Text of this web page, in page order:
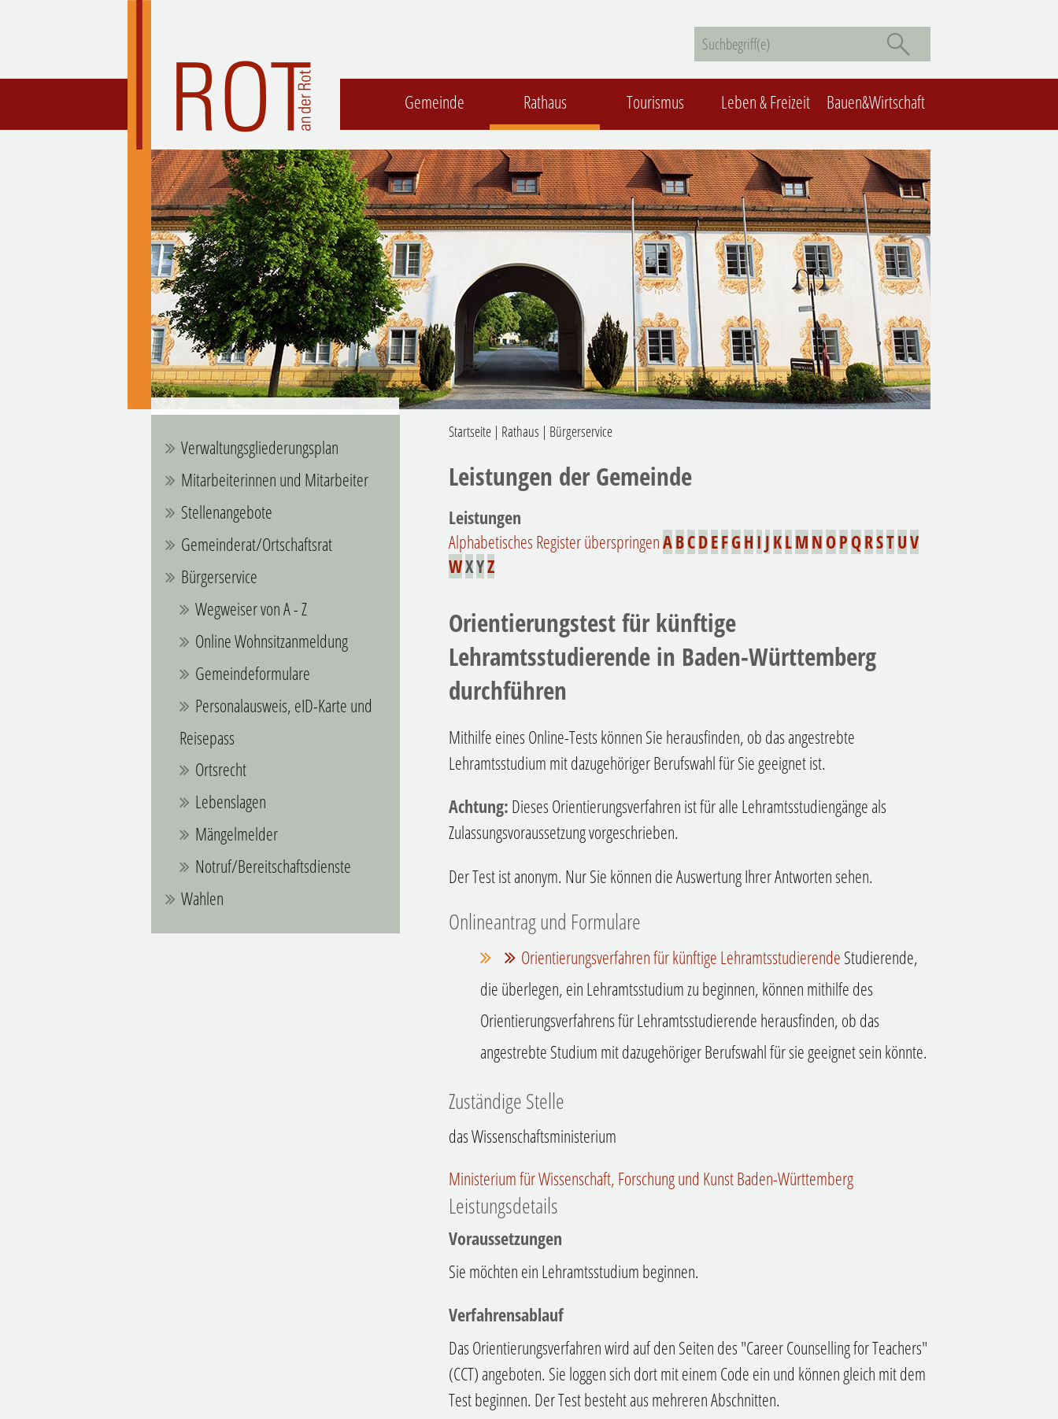
Gemeinde Rathaus Tourismus Leben & Freizeit Bauen&Wirtschaft
Verwaltungsgliederungsplan
Mitarbeiterinnen und Mitarbeiter
Stellenangebote
Gemeinderat/Ortschaftsrat
Bürgerservice
Wegweiser von A - Z
Online Wohnsitzanmeldung
Gemeindeformulare
Personalausweis, eID-Karte und
Reisepass
Ortsrecht
Lebenslagen
Mängelmelder
Notruf/Bereitschaftsdienste
Wahlen
Startseite | Rathaus | Bürgerservice
Leistungen der Gemeinde
Leistungen
Alphabetisches Register überspringenABCDEFGH I JKLMNOPQRSTUV
WXYZ
Orientierungstest für künftige
Lehramtsstudierende in Baden-Württemberg
durchführen
Mithilfe eines Online-Tests können Sie herausfinden, ob das angestrebte
Lehramtsstudium mit dazugehöriger Berufswahl für Sie geeignet ist.
Achtung:Dieses Orientierungsverfahren ist für alle Lehramtsstudiengänge als
Zulassungsvoraussetzung vorgeschrieben.
Der Test ist anonym. Nur Sie können die Auswertung Ihrer Antworten sehen.
Onlineantrag und Formulare
Orientierungsverfahren für künftige LehramtsstudierendeStudierende,
die überlegen, ein Lehramtsstudium zu beginnen, können mithilfe des
Orientierungsverfahrens für Lehramtsstudierende herausfinden, ob das
angestrebte Studium mit dazugehöriger Berufswahl für sie geeignet sein könnte.
Zuständige Stelle
das Wissenschaftsministerium
Ministerium für Wissenschaft, Forschung und Kunst Baden-Württemberg
Leistungsdetails
Voraussetzungen
Sie möchten ein Lehramtsstudium beginnen.
Verfahrensablauf
Das Orientierungsverfahren wird auf den Seiten des "Career Counselling for Teachers"
(CCT) angeboten. Sie loggen sich dort mit einem Code ein und können gleich mit dem
Test beginnen. Der Test besteht aus mehreren Abschnitten.